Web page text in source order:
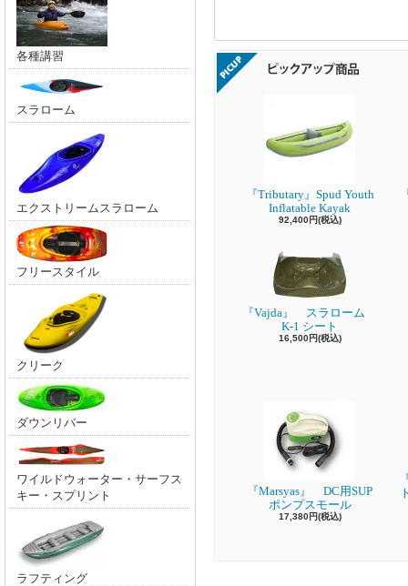
各種講習
スラローム
エクストリームスラローム
フリースタイル
クリーク
ダウンリバー
ワイルドウォーター・サーフス
キー・スプリント
ラフティング
『Tributary』Spud Youth
Inflatable Kayak
92,400円(税込)
『Vajda』 スラローム
K-1 シート
16,500円(税込)
『Marsyas』 DC用SUP
ポンプスモール
17,380円(税込)